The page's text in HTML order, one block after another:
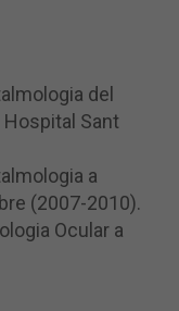
del
Hospital Sant
a
(2007-2010).
Ocular a